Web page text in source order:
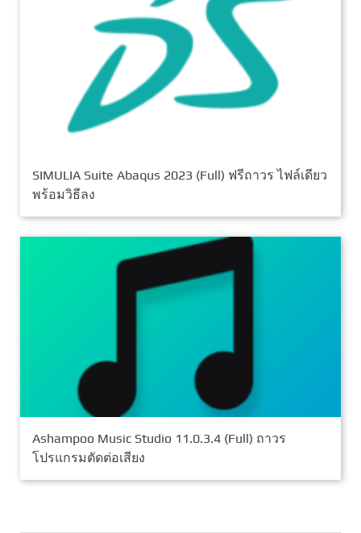
SIMULIA Suite Abaqus 2023 (Full) ฟรีถาวร ไฟล์เดียว
พร้อมวิธีลง
Ashampoo Music Studio 11.0.3.4 (Full) ถาวร
โปรแกรมตัดต่อเสียง